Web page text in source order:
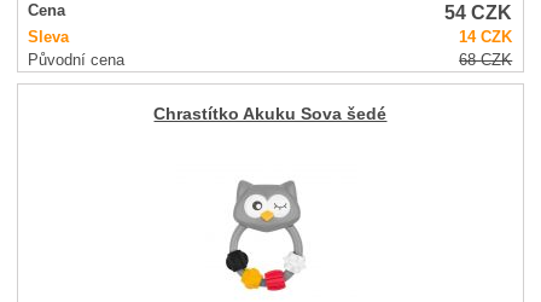
Cena 54CZK
Sleva 14CZK
Původní cena
68CZK
Chrastítko Akuku Sova šedé